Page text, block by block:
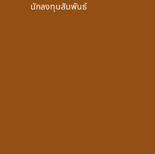
นักลงทุนสัมพันธ์